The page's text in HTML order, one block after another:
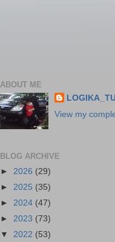
ABOUT ME
View my
BLOG ARCHIVE
► 2026 (29)
► 2025 (35)
► 2024 (47)
► 2023 (73)
▼ 2022 (53)